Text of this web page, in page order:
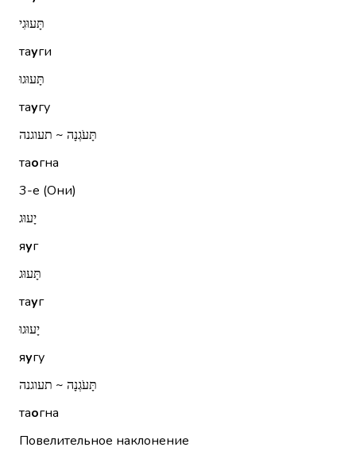
תָּעוּגִי
тауги
תָּעוּגוּ
таугу
תָּעֹגְנָה ~ תעוגנה
таогна
3-е (Они)
יָעוּג
яуг
תָּעוּג
тауг
יָעוּגוּ
яугу
תָּעֹגְנָה ~ תעוגנה
таогна
Повелительное наклонение